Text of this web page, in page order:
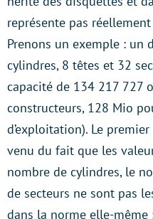
représente pas
Prenons un exemple : un
cylindres, 8 têtes et 32
capacité de 134 217 727
constructeurs, 128 Mio
d’exploitation). Le
venu du fait que les
nombre de cylindres, le
de secteurs ne sont pas
dans la norme elle-